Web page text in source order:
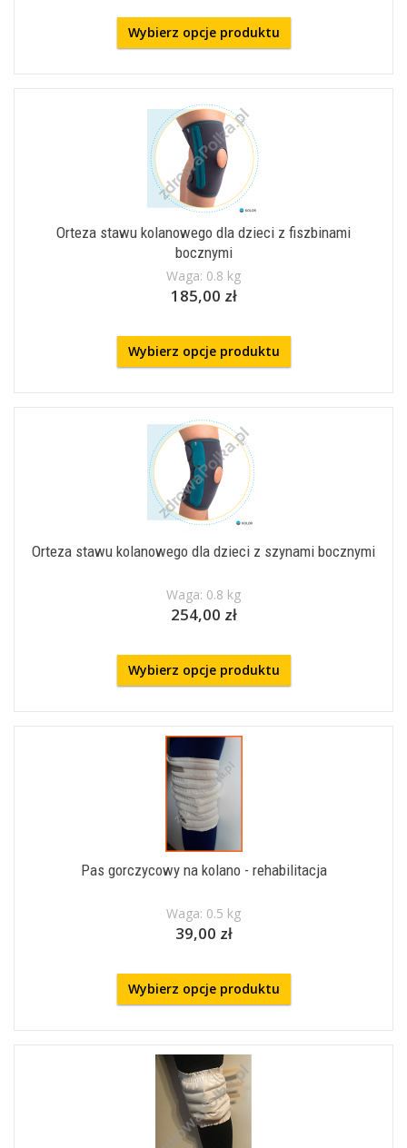
Wybierz opcje produktu
Orteza stawu kolanowego dla dzieci z fiszbinami
bocznymi
Waga: 0.8 kg
185,00 zł
Wybierz opcje produktu
Orteza stawu kolanowego dla dzieci z szynami bocznymi
Waga: 0.8 kg
254,00 zł
Wybierz opcje produktu
Pas gorczycowy na kolano - rehabilitacja
Waga: 0.5 kg
39,00 zł
Wybierz opcje produktu